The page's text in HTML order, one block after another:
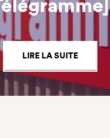
LIRE LA SUITE